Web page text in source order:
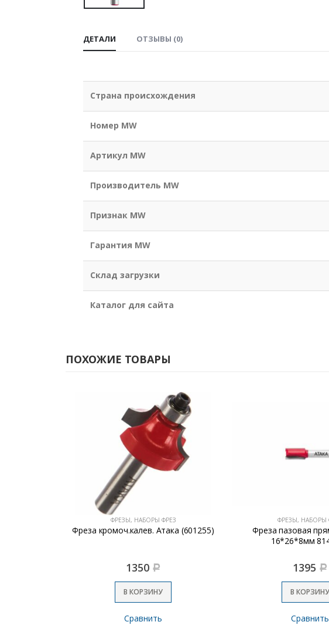
ДЕТАЛИ ОТЗЫВЫ (0)
Страна происхождения
Номер MW
Артикул MW
Производитель MW
Признак MW
Гарантия MW
Склад загрузки
Каталог для сайта
ПОХОЖИЕ ТОВАРЫ
ФРЕЗЫ, НАБОРЫ ФРЕЗ
Фреза кромоч.калев. Атака (601255)
1350 Р
В КОРЗИНУ
Сравнить
ФРЕЗЫ, НАБОРЫ
Фреза пазовая
16*26*8мм
1395 Р
В КОРЗИНУ
Сравнить